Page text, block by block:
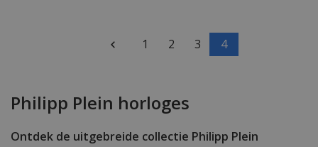
1 2 3 4
Philipp Plein horloges
Ontdek de uitgebreide collectie Philipp Plein